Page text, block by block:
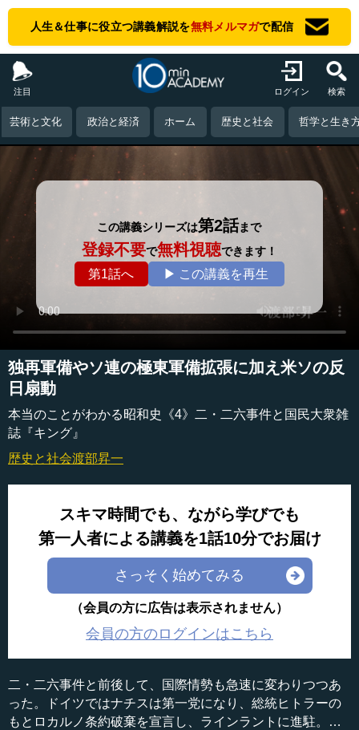
人生＆仕事に役立つ講義解説を無料メルマガで配信
注目 ログイン 検索
芸術と文化 政治と経済 ホーム 歴史と社会 哲学と生き
この講義シリーズは第2話まで
登録不要で無料視聴できます！
第1話へ ▶ この講義を再生
独再軍備やソ連の極東軍備拡張に加え米ソの反
日扇動
本当のことがわかる昭和史《4》二・二六事件と国民大衆雑
誌『キング』
歴史と社会渡部昇一
スキマ時間でも、ながら学びでも
第一人者による講義を1話10分でお届け
さっそく始めてみる
（会員の方に広告は表示されません）
会員の方のログインはこちら
二・二六事件と前後して、国際情勢も急速に変わりつつあ
った。ドイツではナチスは第一党になり、総統ヒトラーの
もとロカルノ条約破棄を宣言し、ラインラントに進駐。ソ